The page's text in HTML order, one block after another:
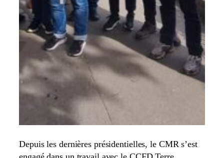
Depuis les dernières présidentielles, le CMR s’est